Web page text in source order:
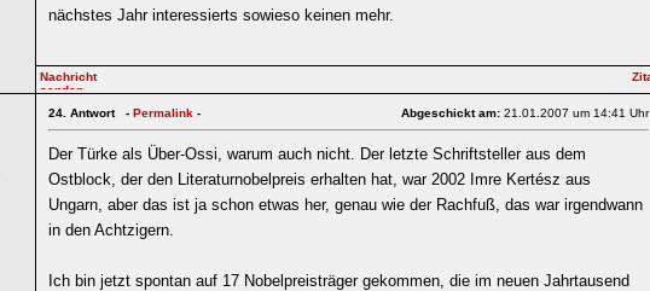
nächstes Jahr interessierts sowieso keinen mehr.
24. Antwort - Permalink - Abgeschickt am: 21.01.2007 um 14:41 Uhr
Der Türke als Über-Ossi, warum auch nicht. Der letzte Schriftsteller aus dem
Ostblock, der den Literaturnobelpreis erhalten hat, war 2002 Imre Kertész aus
Ungarn, aber das ist ja schon etwas her, genau wie der Rachfuß, das war irgendwann
in den Achtzigern.
Ich bin jetzt spontan auf 17 Nobelpreisträger gekommen, die im neuen Jahrtausend